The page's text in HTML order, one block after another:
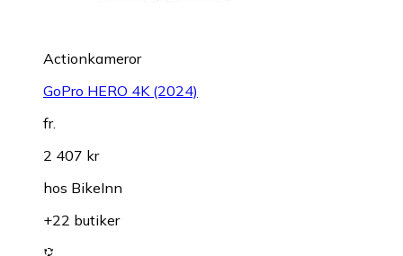
Actionkameror
GoPro HERO 4K (2024)
fr.
2 407 kr
hos BikeInn
+22 butiker